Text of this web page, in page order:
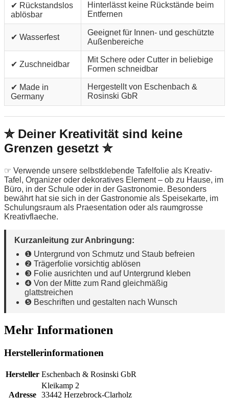
✔ Rückstandslos
ablösbar
Hinterlässt keine Rückstände beim
Entfernen
✔ Wasserfest
Geeignet für Innen- und geschützte
Außenbereiche
✔ Zuschneidbar
Mit Schere oder Cutter in beliebige
Formen schneidbar
✔ Made in
Germany
Hergestellt von Eschenbach &
Rosinski GbR
✮ Deiner Kreativität sind keine
Grenzen gesetzt ✮
☞ Verwende unsere selbstklebende Tafelfolie als Kreativ-
Tafel, Organizer oder dekoratives Element – ob zu Hause, im
Büro, in der Schule oder in der Gastronomie. Besonders
bewährt hat sie sich in der Gastronomie als Speisekarte, im
Schulungsraum als Praesentation oder als raumgrosse
Kreativflaeche.
Kurzanleitung zur Anbringung:
❶ Untergrund von Schmutz und Staub befreien
❷ Trägerfolie vorsichtig ablösen
❸ Folie ausrichten und auf Untergrund kleben
❹ Von der Mitte zum Rand gleichmäßig
glattstreichen
❺ Beschriften und gestalten nach Wunsch
Mehr Informationen
Herstellerinformationen
Hersteller Eschenbach & Rosinski GbR
Adresse
Kleikamp 2
33442 Herzebrock-Clarholz